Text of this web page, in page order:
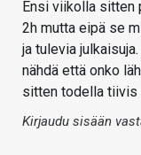
Ensi viikolla sitten
2h mutta eipä se
ja tulevia
nähdä että onko
sitten todella tiivis
Kirjaudu sisään